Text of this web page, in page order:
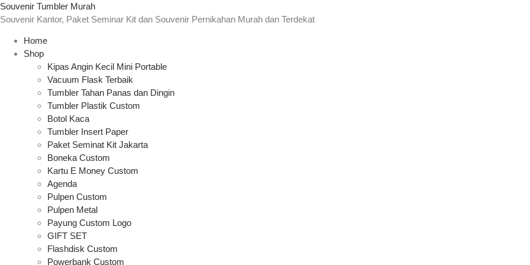
Souvenir Tumbler Murah
Souvenir Kantor, Paket Seminar Kit dan Souvenir Pernikahan Murah dan Terdekat
Home
Shop
Kipas Angin Kecil Mini Portable
Vacuum Flask Terbaik
Tumbler Tahan Panas dan Dingin
Tumbler Plastik Custom
Botol Kaca
Tumbler Insert Paper
Paket Seminat Kit Jakarta
Boneka Custom
Kartu E Money Custom
Agenda
Pulpen Custom
Pulpen Metal
Payung Custom Logo
GIFT SET
Flashdisk Custom
Powerbank Custom